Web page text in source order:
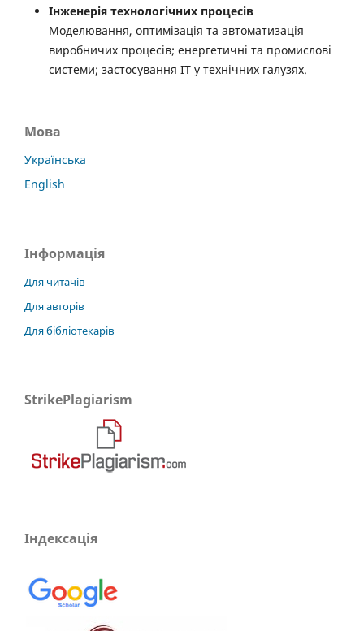
Інженерія технологічних процесів
Моделювання, оптимізація та автоматизація
виробничих процесів; енергетичні та промислові
системи; застосування ІТ у технічних галузях.
Мова
Українська
English
Інформація
Для читачів
Для авторів
Для бібліотекарів
StrikePlagiarism
Індексація